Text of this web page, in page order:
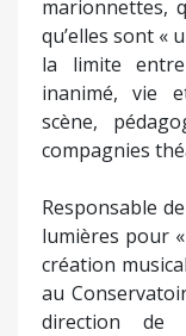
composition
doit permettre
… pour
imagination. Au
matière,
oublier que la
Sonia
généreuse.
Michèle